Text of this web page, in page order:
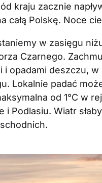
kraju zacznie
całą Polskę. Noce
w zasięgu
Czarnego.
i opadami deszczu,
Lokalnie padać
od 1°C w
i Podlasiu. Wiatr